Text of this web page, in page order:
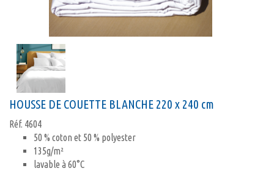
HOUSSE DE COUETTE BLANCHE 220 x 240 cm
Réf. 4604
50 % coton et 50 % polyester
135g/m²
lavable à 60°C